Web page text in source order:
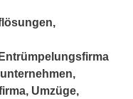
Umzüge,